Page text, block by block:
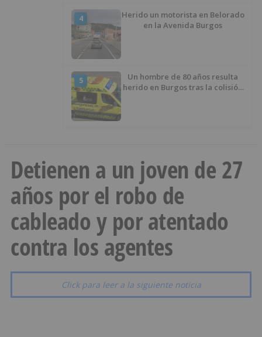
4
Herido un motorista en Belorado
en la Avenida Burgos
5
Un hombre de 80 años resulta
herido en Burgos tras la colisión
Detienen a un joven de 27
años por el robo de
cableado y por atentado
contra los agentes
Click para leer a la siguiente noticia